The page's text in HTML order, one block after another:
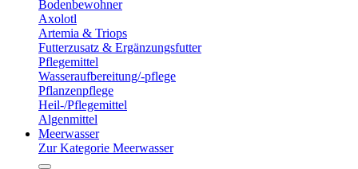
Bodenbewohner
Axolotl
Artemia & Triops
Futterzusatz & Ergänzungsfutter
Pflegemittel
Wasseraufbereitung/-pflege
Pflanzenpflege
Heil-/Pflegemittel
Algenmittel
Meerwasser
Zur Kategorie Meerwasser